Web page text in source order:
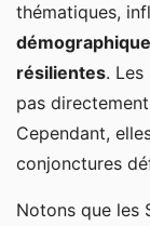
thématiques,
résilientes. Les
pas
Cependant,
conjonctures
Notons que les